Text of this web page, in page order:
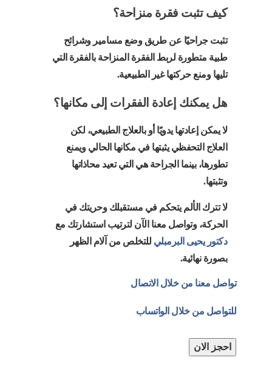
كيف تثبت فقرة منزاحة؟
تثبت جراحيًا عن طريق وضع مسامير وشرائح
طبية متطورة لربط الفقرة المنزاحة بالفقرة التي
تليها ومنع حركتها غير الطبيعية.
هل يمكنك إعادة الفقرات إلى مكانها؟
لا يمكن إعادتها يدويًا أو بالعلاج الطبيعي، لكن
العلاج التحفظي يثبتها في مكانها الحالي ويمنع
تطورها، بينما الجراحة هي التي تعيد محاذاتها
وتثبتها.
لا تترك الألم يتحكم في مستقبلك وحريتك في
الحركة، وتواصل معنا الآن لترتيب استشارتك مع
دكتور يحيى البرمبلي للتخلص من آلام الظهر
بصورة نهائية.
تواصل معنا من خلال الاتصال
للتواصل من خلال الواتساب
احجز الان